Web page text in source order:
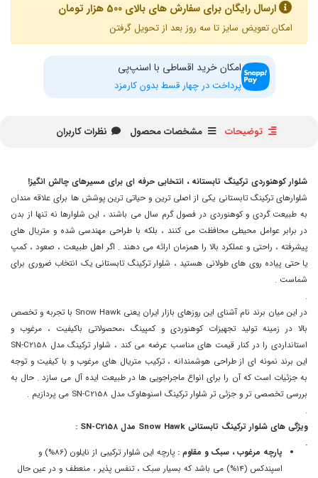
ارسال رایگان برای سفارش های بالای 500 هزار تومان
امکان تعویض سایز تا سه روز بعد از تحویل گرفتن
امکان خرید اقساطی با اسنپ‌پی
پرداخت در چهار قسط بدون کارمزد
توضیحات مشخصات محصول نظرات کاربران
شلوار کوهنوردی ترکینگ تابستانه ، انتخابی حرفه ای برای مسیرهای چالش انگیز!
شلوارهای ترکینگ تابستانی یکی از اصلی ترین و حیاتی ترین پوشش ها برای علاقه مندان
به طبیعت گردی و کوهنوردی در فصول گرم سال می باشند ، این شلوارها نه تنها از بدن
در برابر عوامل محیطی محافظت می کنند ، بلکه با طراحی مهندسی شده و متریال های
پیشرفته ، راحتی و عملکرد بالا را همزمان ارائه می دهند . اگر اهل طبیعت ، صعود ، کمپ
یا حتی پیاده روی های طولانی هستید ، شلوار ترکینگ تابستانی یک انتخاب ضروری برای
شماست .
.
در این میان برند نام آشنای این روزهای بازار ایران یعنی Snow Hawk با تجربه و تخصص
بالا در زمینه تولید تجهیزات کوهنوردی و کمپینگ ،محصولاتی باکیفیت ، مرغوب و
استانداردی را در کنار قیمت های مناسب عرضه می کند ، شلوار ترکینگ مدل SN-C2158
این برند نمونه ای از طراحی هوشمندانه ، ترکیب متریال های مرغوب و با کیفیت و توجه
به جزئیات است که آن را برای انواع ماجراجویی ها در طبیعت ایده آل می سازد . حال به
بررسی تخصصی تر و جزئی تر شلوار ترکینگ اسنوهاوک مدل SN-C2158 می پردازیم .
.
ویژگی های شلوار ترکینگ تابستانی Snow Hawk مدل SN-C2158 :
.
پارچه مرغوب ، سبک و مقاوم :
پارچه این شلوار ترکیبی از نایلون (86%) و
اسپندکس (14%) می باشد که بسیار سبک ، تنفس پذیر ، منعطف و در عین حال